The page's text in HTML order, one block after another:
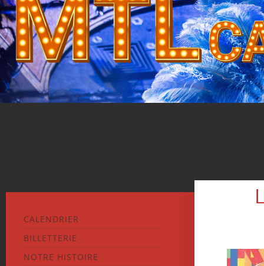
CALENDRIER
BILLETTERIE
NOTRE HISTOIRE